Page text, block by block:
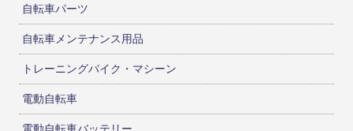
自転車パーツ
自転車メンテナンス用品
トレーニングバイク・マシーン
電動自転車
電動自転車バッテリー